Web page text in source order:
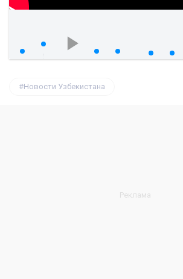
Новости Узбекистана